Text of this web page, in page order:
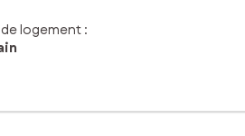
logement :